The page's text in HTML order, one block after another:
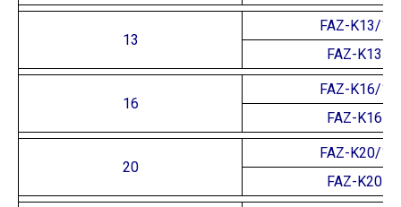
13
FAZ-K13/1
FAZ-K13
16
FAZ-K16/1
FAZ-K16
20
FAZ-K20/1
FAZ-K20